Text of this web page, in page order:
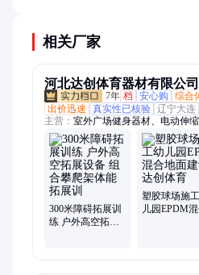
相关厂家
河北达创体育器材有限公司
7年 档 安心购 综合
出价迅速
真实性已核验 辽宁大连
主营： 室外广场健身器材、电动伸
网、素质拓展训练、球场幼儿园悬
设、小区学校幼儿园epdm塑胶地面
间厂房环氧地坪、小小运动馆器材
胶、舞蹈把杆、橡胶地垫、400米障
300米障碍拓展训
练 户外高空拓展
塑胶球场施
儿园EPDM